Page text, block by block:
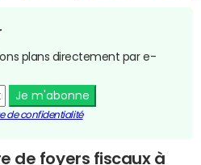
plans directement par e-
Je m'abonne
de confidentialité
de foyers fiscaux à